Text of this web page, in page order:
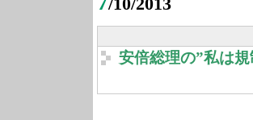
安倍総理の”私は